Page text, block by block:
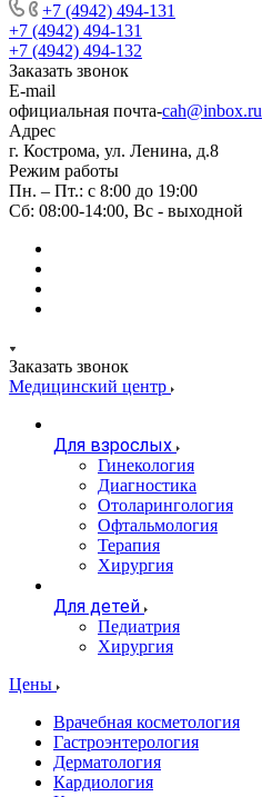
+7 (4942) 494-131
+7 (4942) 494-131
+7 (4942) 494-132
Заказать звонок
E-mail
официальная почта-cah@inbox.ru
Адрес
г. Кострома, ул. Ленина, д.8
Режим работы
Пн. – Пт.: с 8:00 до 19:00
Сб: 08:00-14:00, Вс - выходной
Заказать звонок
Медицинский центр
Для взрослых
Гинекология
Диагностика
Отоларингология
Офтальмология
Терапия
Хирургия
Для детей
Педиатрия
Хирургия
Цены
Врачебная косметология
Гастроэнтерология
Дерматология
Кардиология